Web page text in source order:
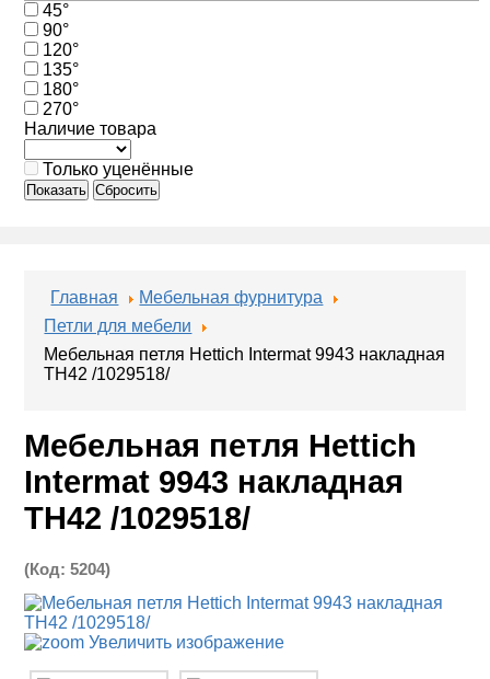
45°
90°
120°
135°
180°
270°
Наличие товара
Только уценённые
Показать Сбросить
Главная
Мебельная фурнитура
Петли для мебели
Мебельная петля Hettich Intermat 9943 накладная
ТН42 /1029518/
Мебельная петля Hettich
Intermat 9943 накладная
ТН42 /1029518/
(Код:5204)
Увеличить изображение